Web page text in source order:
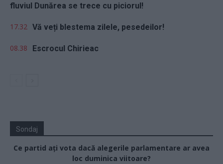
fluviul Dunărea se trece cu piciorul!
17.32 Vă veți blestema zilele, pesedeilor!
08.38 Escrocul Chirieac
Sondaj
Ce partid ați vota dacă alegerile parlamentare ar avea
loc duminica viitoare?